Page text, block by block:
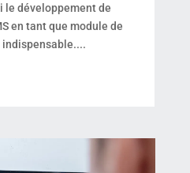
le développement de
en tant que module de